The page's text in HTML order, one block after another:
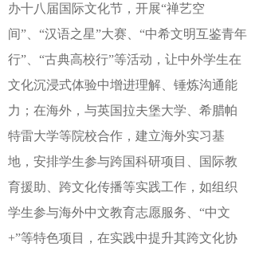
办十八届国际文化节，开展“禅艺空
间”、“汉语之星”大赛、“中希文明互鉴青年
行”、“古典高校行”等活动，让中外学生在
文化沉浸式体验中增进理解、锤炼沟通能
力；在海外，与英国拉夫堡大学、希腊帕
特雷大学等院校合作，建立海外实习基
地，安排学生参与跨国科研项目、国际教
育援助、跨文化传播等实践工作，如组织
学生参与海外中文教育志愿服务、“中文
+”等特色项目，在实践中提升其跨文化协